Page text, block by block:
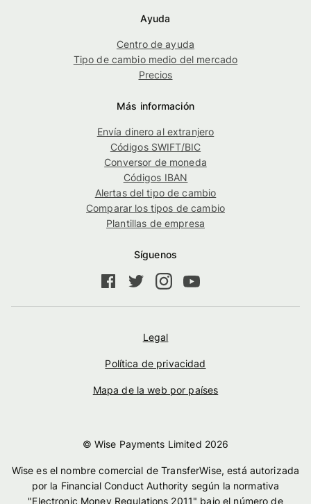
Ayuda
Centro de ayuda
Tipo de cambio medio del mercado
Precios
Más información
Envía dinero al extranjero
Códigos SWIFT/BIC
Conversor de moneda
Códigos IBAN
Alertas del tipo de cambio
Comparar los tipos de cambio
Plantillas de empresa
Síguenos
Legal
Política de privacidad
Mapa de la web por países
© Wise Payments Limited 2026
Wise es el nombre comercial de TransferWise, está autorizada
por la Financial Conduct Authority según la normativa
"Electronic Money Regulations 2011" bajo el número de